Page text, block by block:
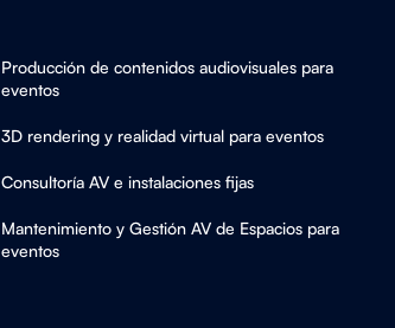
Producción de contenidos audiovisuales para
eventos
3D rendering y realidad virtual para eventos
Consultoría AV e instalaciones fijas
Mantenimiento y Gestión AV de Espacios para
eventos